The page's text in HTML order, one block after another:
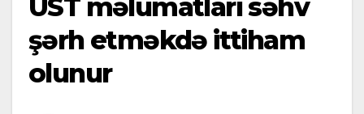
ÜST məlumatları səhv
şərh etməkdə ittiham
olunur